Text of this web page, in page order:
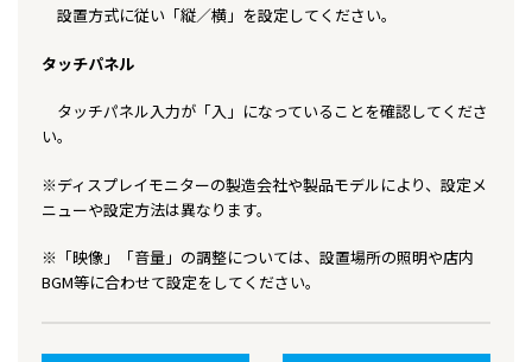
設置方式に従い「縦／横」を設定してください。
タッチパネル
タッチパネル入力が「入」になっていることを確認してくださ
い。
※ディスプレイモニターの製造会社や製品モデルにより、設定メ
ニューや設定方法は異なります。
※「映像」「音量」の調整については、設置場所の照明や店内
BGM等に合わせて設定をしてください。